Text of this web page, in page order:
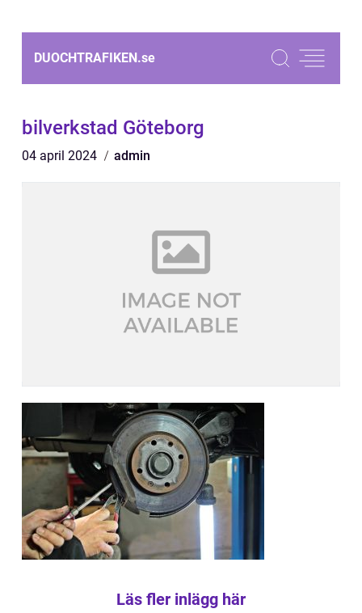
DUOCHTRAFIKEN.se
bilverkstad Göteborg
04 april 2024 admin
Läs fler inlägg här